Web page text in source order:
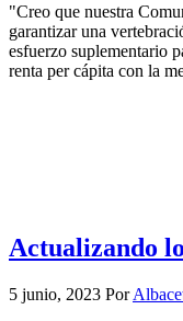
"Creo que nuestra
garantizar una
esfuerzo suplementario
renta per cápita con la
Actualizando
5 junio, 2023 Por